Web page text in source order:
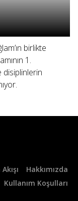
birlikte
1.
disiplinlerin
Hakkımızda
Kullanım Koşulları